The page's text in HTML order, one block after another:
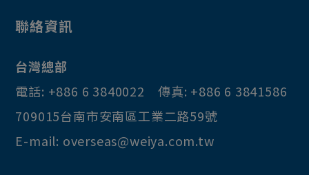
彩票機 彩票
PCB固定柱
搖桿
遊戲機按鍵
無開關燈泡系列
聯絡資訊
台灣總部
電話: +886 6 3840022 傳真: +886 6 3841586
709015台南市安南區工業二路59號
E-mail: overseas@weiya.com.tw